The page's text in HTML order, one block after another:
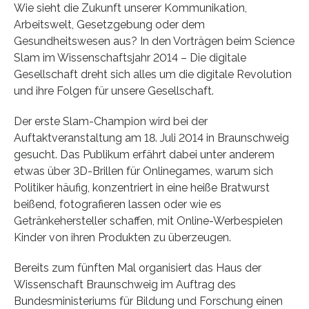
Wie sieht die Zukunft unserer Kommunikation,
Arbeitswelt, Gesetzgebung oder dem
Gesundheitswesen aus? In den Vorträgen beim Science
Slam im Wissenschaftsjahr 2014 – Die digitale
Gesellschaft dreht sich alles um die digitale Revolution
und ihre Folgen für unsere Gesellschaft.
Der erste Slam-Champion wird bei der
Auftaktveranstaltung am 18. Juli 2014 in Braunschweig
gesucht. Das Publikum erfährt dabei unter anderem
etwas über 3D-Brillen für Onlinegames, warum sich
Politiker häufig, konzentriert in eine heiße Bratwurst
beißend, fotografieren lassen oder wie es
Getränkehersteller schaffen, mit Online-Werbespielen
Kinder von ihren Produkten zu überzeugen.
Bereits zum fünften Mal organisiert das Haus der
Wissenschaft Braunschweig im Auftrag des
Bundesministeriums für Bildung und Forschung einen